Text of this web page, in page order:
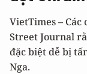
VietTimes –
Street Journal
đặc biệt dễ bị
Nga.